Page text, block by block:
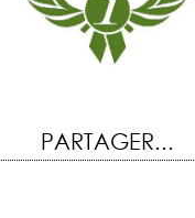
PARTAGER...